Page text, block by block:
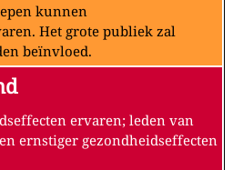
kunnen
Het grote publiek zal
beïnvloed.
ervaren; leden van
ernstiger gezondheidseffecten